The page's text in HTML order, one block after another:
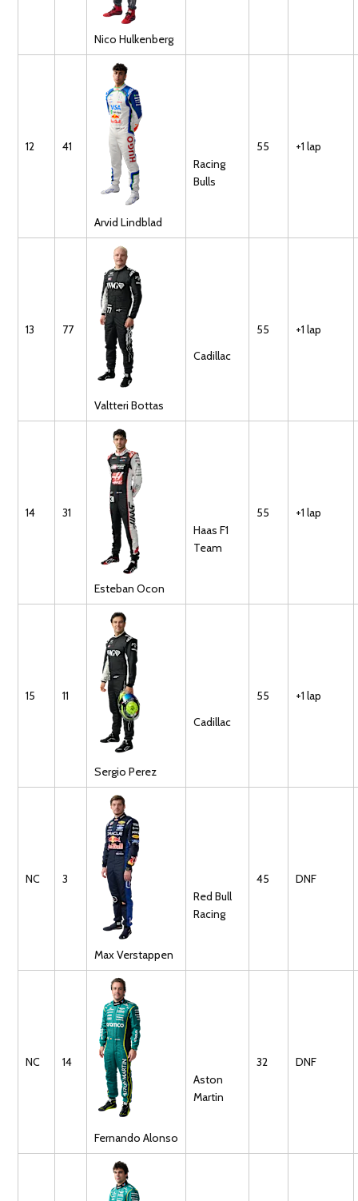
Nico Hulkenberg
12 41
Arvid Lindblad
Racing
Bulls
55 +1 lap
13 77
Valtteri Bottas
Cadillac
55 +1 lap
14 31
Esteban Ocon
Haas F1
Team
55 +1 lap
15 11
Sergio Perez
Cadillac
55 +1 lap
NC 3
MaxVerstappen
Red Bull
Racing
45 DNF
NC 14
Fernando Alonso
Aston
Martin
32 DNF